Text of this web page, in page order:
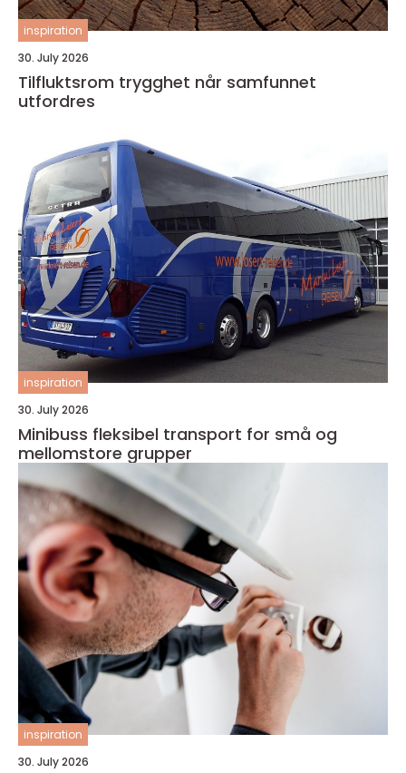
inspiration
30. July 2026
Tilfluktsrom trygghet når samfunnet
utfordres
inspiration
30. July 2026
Minibuss fleksibel transport for små og
mellomstore grupper
inspiration
30. July 2026